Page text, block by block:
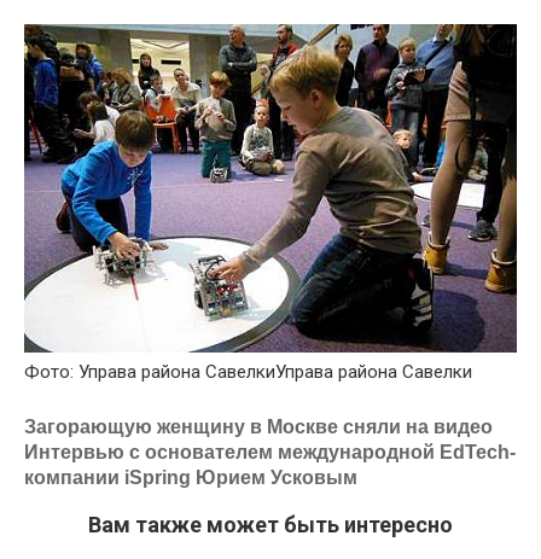
Фото: Управа района СавелкиУправа района Савелки
Загорающую женщину в Москве сняли на видео
Интервью с основателем международной EdTech-
компании iSpring Юрием Усковым
Вам также может быть интересно